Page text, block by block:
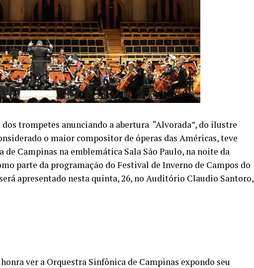
dos trompetes anunciando a abertura “Alvorada”, do ilustre
o maior compositor de óperas das Américas, teve
Campinas na emblemática Sala São Paulo, na noite da
parte da programação do Festival de Inverno de Campos do
apresentado nesta quinta, 26, no Auditório Claudio Santoro,
ver a Orquestra Sinfônica de Campinas expondo seu